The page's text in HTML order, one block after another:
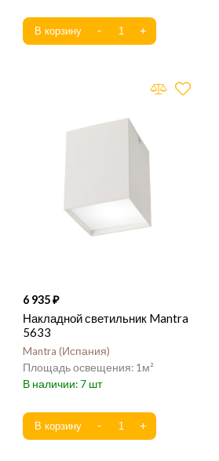
6 935
Накладной светильник Mantra
5633
Mantra Испания
1
7